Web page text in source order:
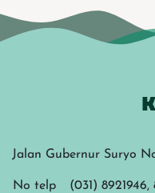
Jalan Gubernur Suryo
No telp
(031) 8921946,